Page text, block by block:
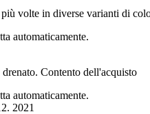
volte in diverse varianti di
automaticamente.
Contento dell'acquisto
automaticamente.
2021